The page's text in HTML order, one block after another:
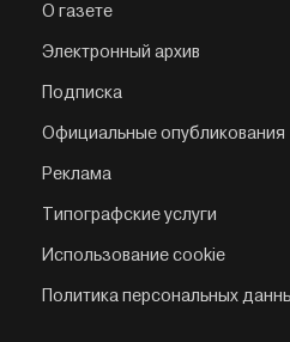
О газете
Электронный архив
Подписка
Официальные опубликования
Реклама
Типографские услуги
Использование cookie
Политика персональных